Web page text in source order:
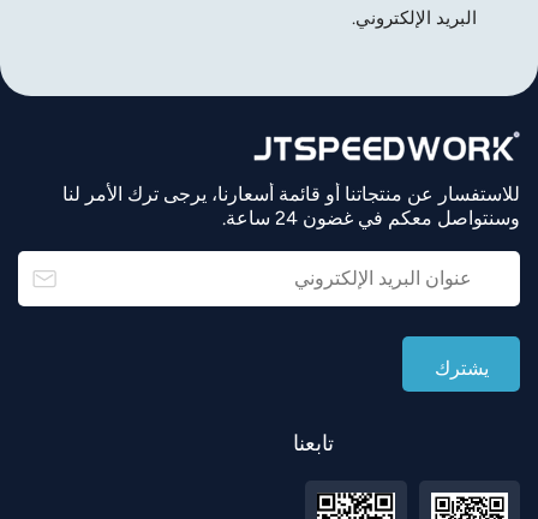
البريد الإلكتروني.
للاستفسار عن منتجاتنا أو قائمة أسعارنا، يرجى ترك الأمر لنا
وسنتواصل معكم في غضون 24 ساعة.
تابعنا